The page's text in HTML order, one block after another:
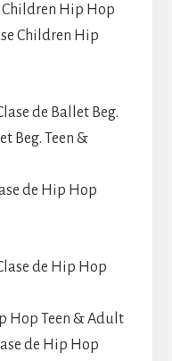
Children Hip Hop
Children Hip
de Ballet Beg.
Beg. Teen &
de Hip Hop
de Hip Hop
Hop Teen & Adult
de Hip Hop